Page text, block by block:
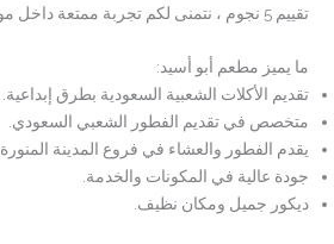
تقييم 5 نجوم ، نتمنى لكم تجربة ممتعة داخل موقعنا
ما يميز مطعم أبو أسيد:
تقديم الأكلات الشعبية السعودية بطرق إبداعية.
متخصص في تقديم الفطور الشعبي السعودي.
يقدم الفطور والعشاء في فروع المدينة المنورة.
جودة عالية في المكونات والخدمة.
ديكور جميل ومكان نظيف.